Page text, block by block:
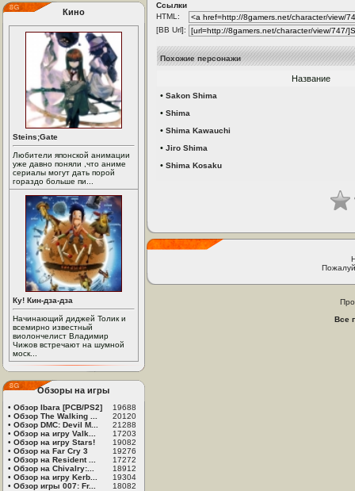
Кино
Steins;Gate
Любители японской анимации
уже давно поняли ,что аниме
сериалы могут дать порой
гораздо больше пи...
Ку! Кин-дза-дза
Начинающий диджей Толик и
всемирно известный
виолончелист Владимир
Чижов встречают на шумной
моск...
Обзоры на игры
• Обзор Ibara [PCB/PS2]
19688
• Обзор The Walking ...
20120
• Обзор DMC: Devil M...
21288
• Обзор на игру Valk...
17203
• Обзор на игру Stars!
19082
• Обзор на Far Cry 3
19276
• Обзор на Resident ...
17272
• Обзор на Chivalry:...
18912
• Обзор на игру Kerb...
19304
• Обзор игры 007: Fr... 18082
Ссылки
HTML:
[BB Url]:
Похожие персонажи
Название
• Sakon Shima
• Shima
• Shima Kawauchi
• Jiro Shima
• Shima Kosaku
Все